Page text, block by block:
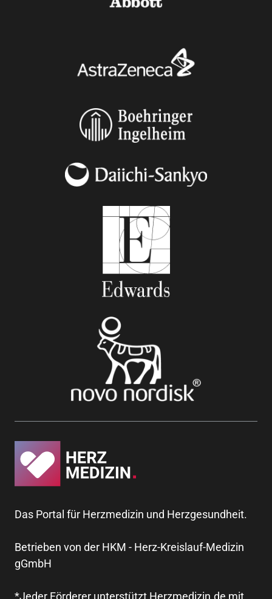
Das Portal für Herzmedizin und Herzgesundheit.
Betrieben von der HKM - Herz-Kreislauf-Medizin
gGmbH
*Jeder Förderer unterstützt Herzmedizin.de mit